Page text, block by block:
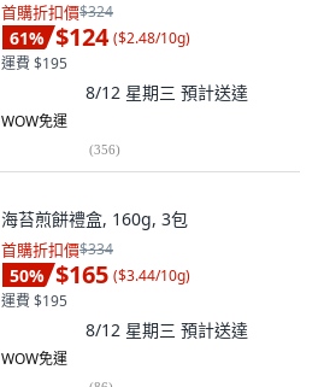
首購折扣價$324
61% $124 ($2.48/10g)
運費 $195
8/12 星期三 預計送達
WOW免運
(356)
海苔煎餅禮盒, 160g, 3包
首購折扣價$334
50% $165 ($3.44/10g)
運費 $195
8/12 星期三 預計送達
WOW免運